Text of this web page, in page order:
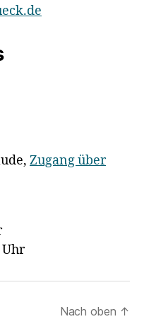
Zugang über
Uhr
Nach oben ↑